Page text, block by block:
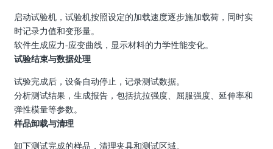
启动试验机，试验机按照设定的加载速度逐步施加载荷，同时实
时记录力值和变形量。
软件生成应力-应变曲线，显示材料的力学性能变化。
试验结束与数据处理
试验完成后，设备自动停止，记录测试数据。
分析测试结果，生成报告，包括抗拉强度、屈服强度、延伸率和
弹性模量等参数。
样品卸载与清理
卸下测试完成的样品，清理夹具和测试区域。